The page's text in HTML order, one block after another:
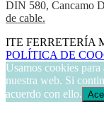
DIN 580, Cancamo
de cable.
ITE FERRETERÍA
POLÍTICA DE
Usamos cookies
nuestra web. Si
acuerdo con ello.